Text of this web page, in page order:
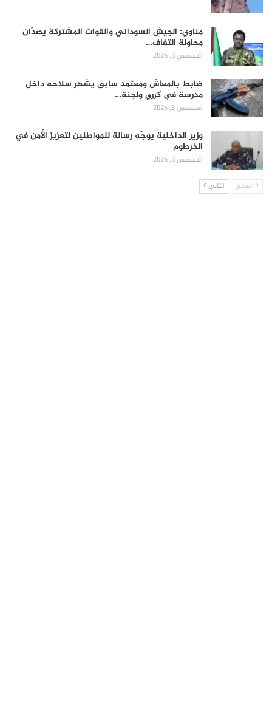
مناوي: الجيش السوداني والقوات المشتركة يصدّان
محاولة التفاف…
أغسطس 8, 2026
ضابط بالمعاش ومعتمد سابق يشهر سلاحه داخل
مدرسة في كرري ولجنة…
أغسطس 8, 2026
وزير الداخلية يوجّه رسالة للمواطنين لتعزيز الأمن في
الخرطوم
أغسطس 8, 2026
السابق التالي